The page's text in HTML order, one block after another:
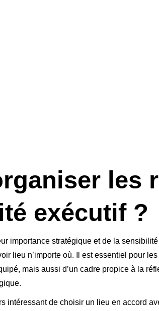
les
exécutif ?
importance stratégique et de la
lieu n’importe où. Il est essentiel pour
mais aussi d’un cadre propice à la
intéressant de choisir un lieu en accord